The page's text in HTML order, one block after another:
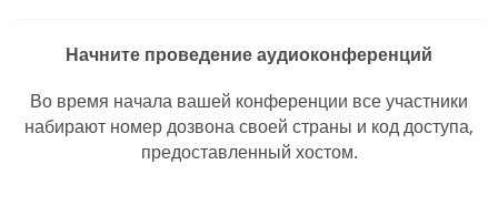
Начните проведение аудиоконференций
Во время начала вашей конференции все участники
набирают номер дозвона своей страны и код доступа,
предоставленный хостом.